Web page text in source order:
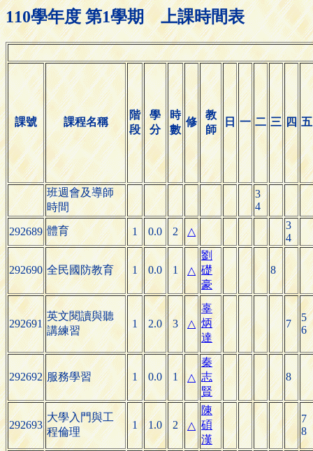
110學年度 第1學期 上課時間表
課號 課程名稱
階
段
學
分
時
數
修
教
師
日 一 二 三 四 五
班週會及導師
時間
3
4
292689 體育 1 0.0 2 △
3
4
292690 全民國防教育 1 0.0 1 △
劉
礎
豪
8
292691
英文閱讀與聽
講練習
1 2.0 3 △
辜
炳
達
7
5
6
292692 服務學習 1 0.0 1 △
秦
志
賢
8
292693
大學入門與工
程倫理
1 1.0 2 △
陳
碩
漢
7
8